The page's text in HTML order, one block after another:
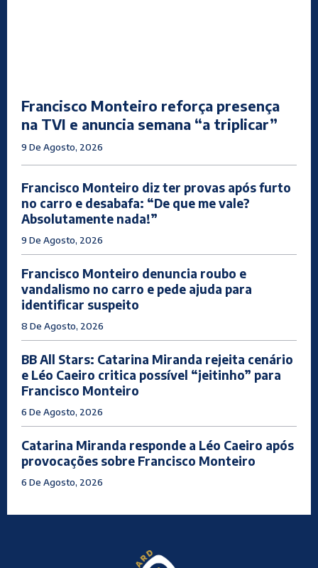
Francisco Monteiro reforça presença
na TVI e anuncia semana “a triplicar”
9 De Agosto, 2026
Francisco Monteiro diz ter provas após furto
no carro e desabafa: “De que me vale?
Absolutamente nada!”
9 De Agosto, 2026
Francisco Monteiro denuncia roubo e
vandalismo no carro e pede ajuda para
identificar suspeito
8 De Agosto, 2026
BB All Stars: Catarina Miranda rejeita cenário
e Léo Caeiro critica possível “jeitinho” para
Francisco Monteiro
6 De Agosto, 2026
Catarina Miranda responde a Léo Caeiro após
provocações sobre Francisco Monteiro
6 De Agosto, 2026